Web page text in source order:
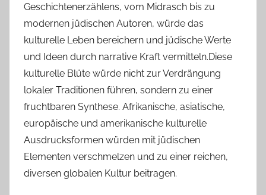
Geschichtenerzählens, vom Midrasch bis zu
modernen jüdischen Autoren, würde das
kulturelle Leben bereichern und jüdische Werte
und Ideen durch narrative Kraft vermitteln.Diese
kulturelle Blüte würde nicht zur Verdrängung
lokaler Traditionen führen, sondern zu einer
fruchtbaren Synthese. Afrikanische, asiatische,
europäische und amerikanische kulturelle
Ausdrucksformen würden mit jüdischen
Elementen verschmelzen und zu einer reichen,
diversen globalen Kultur beitragen.